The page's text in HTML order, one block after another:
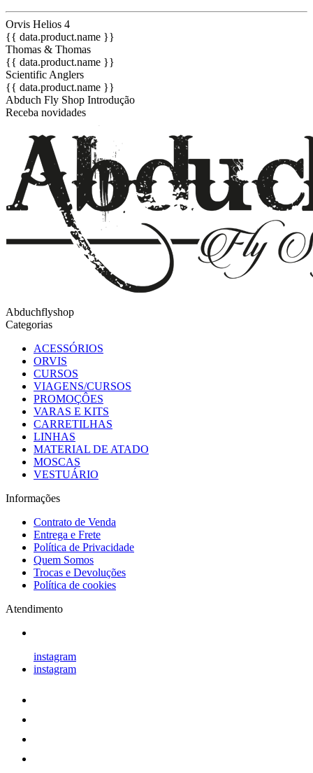
Orvis Helios 4
{{ data.product.name }}
Thomas & Thomas
{{ data.product.name }}
Scientific Anglers
{{ data.product.name }}
Abduch Fly Shop Introdução
Receba novidades
Abduchflyshop
Categorias
ACESSÓRIOS
ORVIS
CURSOS
VIAGENS/CURSOS
PROMOÇÔES
VARAS E KITS
CARRETILHAS
LINHAS
MATERIAL DE ATADO
MOSCAS
VESTUÁRIO
Informações
Contrato de Venda
Entrega e Frete
Política de Privacidade
Quem Somos
Trocas e Devoluções
Política de cookies
Atendimento
instagram
instagram